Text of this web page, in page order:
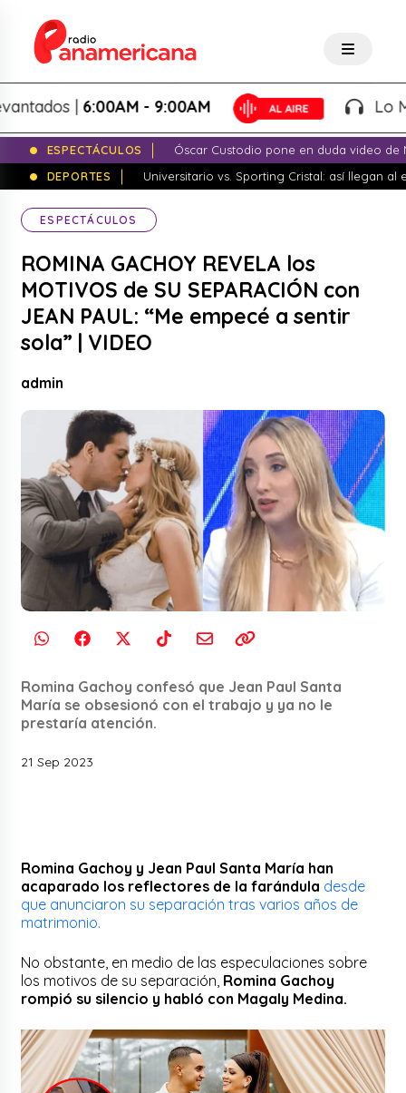
|6:00AM - 9:00AM Lo Mejor
ESPECTÁCULOS
Óscar Custodio pone en duda video de
DEPORTES
Universitario vs. Sporting Cristal: así llegan al
ESPECTÁCULOS
ROMINA GACHOY REVELA los
MOTIVOS de SU SEPARACIÓN con
JEAN PAUL: “Me empecé a sentir
sola” | VIDEO
admin
Romina Gachoy confesó que Jean Paul Santa
María se obsesionó con el trabajo y ya no le
prestaría atención.
21 Sep 2023
Romina Gachoy y Jean Paul Santa María han
acaparado los reflectores de la farándula desde
que anunciaron su separación tras varios años de
matrimonio.
No obstante, en medio de las especulaciones sobre
los motivos de su separación, Romina Gachoy
rompió su silencio y habló con Magaly Medina.